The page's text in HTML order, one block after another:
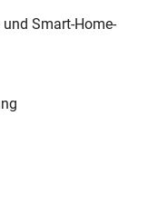
Smart-Home-